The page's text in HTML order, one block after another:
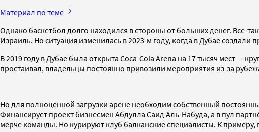
Материал по теме
Однако баскетбол долго находился в стороны от больших денег. Все-
Израиль. Но ситуация изменилась в 2023-м году, когда в Дубае создали
В 2019 году в Дубае была открыта Coca-Cola Arena на 17 тысяч мест —
простаивал, владельцы постоянно привозили мероприятия из-за
Но для полноценной загрузки арене необходим собственный
Финансирует проект бизнесмен Абдулла Саид Аль-Набуда, а в пул
мерче команды. Но курируют клуб балканские специалисты. К